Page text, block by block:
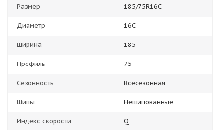
Размер 185/75R16C
Диаметр 16С
Ширина 185
Профиль 75
Сезонность Всесезонная
Шипы Нешипованные
Индекс скорости Q